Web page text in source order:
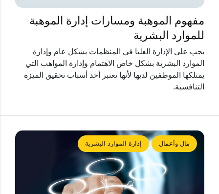
مفهوم الموهبة ومسارات إدارة الموهبة
للموارد البشرية
يجب على الإدارة العليا في المنظمات بشكل عام وإدارة
الموارد البشرية بشكل خاص الاهتمام وإدارة المواهب التي
يمتلكها الموظفين لديها لأنها تعتبر أحد أسباب تحقيق الميزة
التنافسية.
مال وأعمال إدارة الموارد البشرية